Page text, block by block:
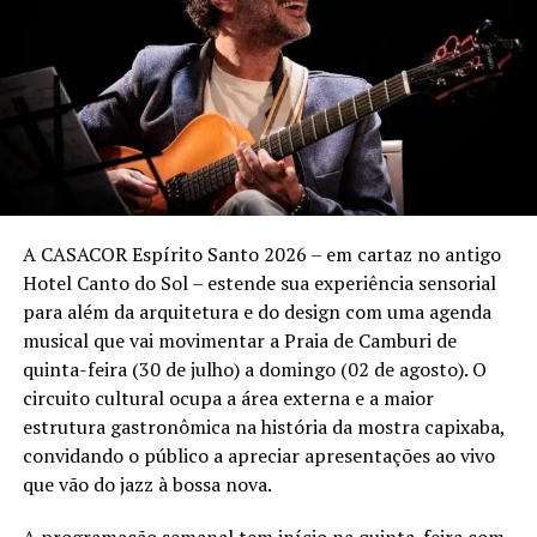
seguem sendo marcados pela intensidade, pela
interação com a plateia e por um repertório que une
clássicos da carreira a novos sucessos.
Sunset Marcelo Falcão – Turnê “O Legado”
3 de outubro (sábado)
Ingressos:vendas a partir de 13 de agosto pelo
siteOnticket.com.br.
Setores:
• Pista Pé na Areia – a partir de R$ 80 (meia-entrada)
• Espaço Premium – a partir de R$ 110 (meia-entrada)
• Lounges – informações @booaproducoes
A CASACOR Espírito Santo 2026 – em cartaz no antigo
Hotel Canto do Sol – estende sua experiência sensorial
para além da arquitetura e do design com uma agenda
musical que vai movimentar a Praia de Camburi de
quinta-feira (30 de julho) a domingo (02 de agosto). O
circuito cultural ocupa a área externa e a maior
estrutura gastronômica na história da mostra capixaba,
convidando o público a apreciar apresentações ao vivo
que vão do jazz à bossa nova.